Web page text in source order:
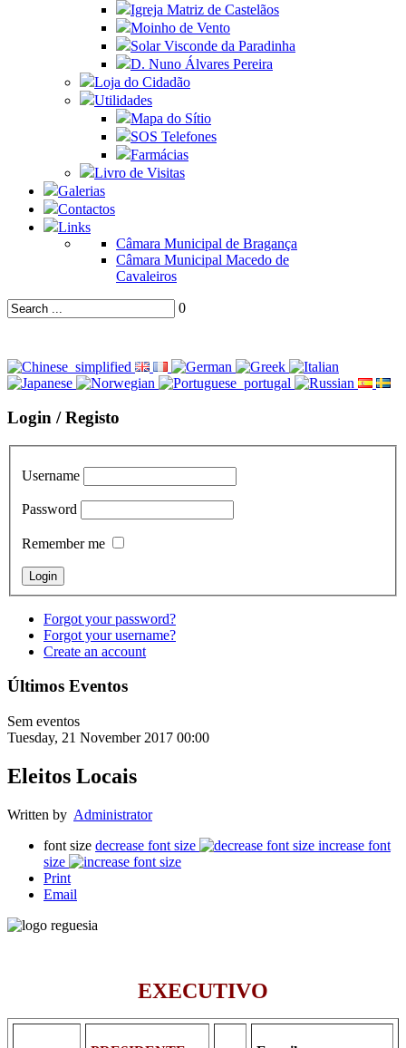
Igreja Matriz de Castelãos
Moinho de Vento
Solar Visconde da Paradinha
D. Nuno Álvares Pereira
Loja do Cidadão
Utilidades
Mapa do Sítio
SOS Telefones
Farmácias
Livro de Visitas
Galerias
Contactos
Links
Câmara Municipal de Bragança
Câmara Municipal Macedo de
Cavaleiros
0
Login / Registo
Username
Password
Remember me
Forgot your password?
Forgot your username?
Create an account
Últimos Eventos
Sem eventos
Tuesday, 21 November 2017 00:00
Eleitos Locais
Written by Administrator
font size decrease font size
increase font
size
Print
Email
EXECUTIVO